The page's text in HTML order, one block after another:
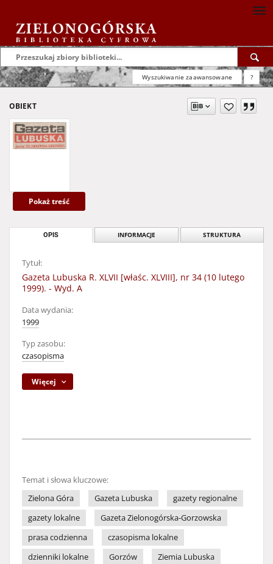
Wyszukiwanie zaawansowane ?
OBIEKT
Pokaż treść
OPIS INFORMACJE STRUKTURA
Tytuł:
Gazeta Lubuska R. XLVII [właśc. XLVIII], nr 34 (10 lutego
1999). - Wyd. A
Data wydania:
1999
Typ zasobu:
czasopisma
Więcej
Temat i słowa kluczowe:
Zielona Góra
Gazeta Lubuska
gazety regionalne
gazety lokalne
Gazeta Zielonogórska-Gorzowska
prasa codzienna
czasopisma lokalne
dzienniki lokalne
Gorzów
Ziemia Lubuska